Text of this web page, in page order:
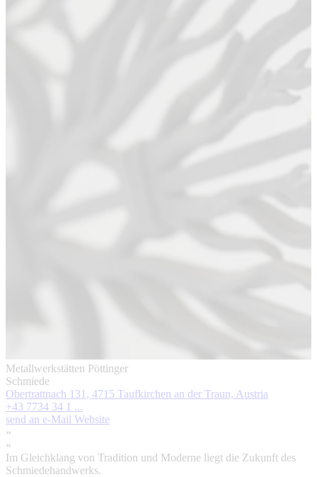
Metallwerkstätten Pöttinger
Schmiede
Obertrattnach 131, 4715 Taufkirchen an der Traun, Austria
+43 7734 34 1 ...
send an e-Mail Website
»
«
Im Gleichklang von Tradition und Moderne liegt die Zukunft des
Schmiedehandwerks.